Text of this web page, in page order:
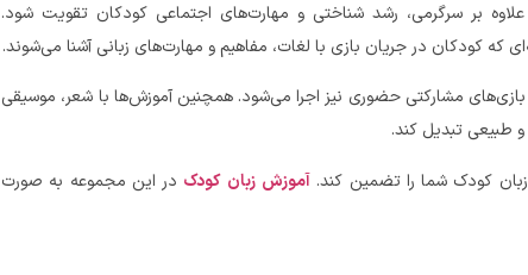
بر سرگرمی، رشد شناختی و مهارت‌های اجتماعی کودکان تقویت شود.
که کودکان در جریان بازی با لغات، مفاهیم و مهارت‌های زبانی آشنا می‌شوند.
مشارکتی حضوری نیز اجرا می‌شود. همچنین آموزش‌ها با شعر، موسیقی
و طبیعی تبدیل کند.
زبان کودک شما را تضمین کند. آموزش زبان کودک در این مجموعه به صورت